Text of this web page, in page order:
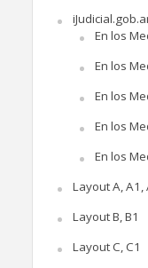
En los
En los
En los
En los
En los
Layout A, A1,
Layout B, B1
Layout C, C1